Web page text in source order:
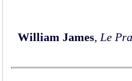
William James, Le